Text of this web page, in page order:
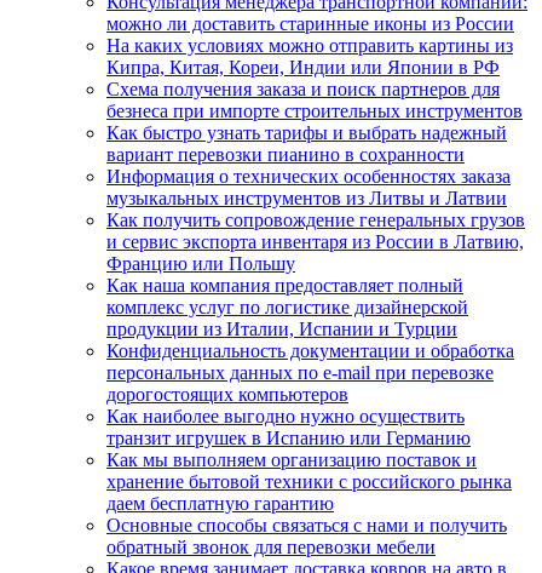
можно ли доставить старинные иконы из России
На каких условиях можно отправить картины из
Кипра, Китая, Кореи, Индии или Японии в РФ
Схема получения заказа и поиск партнеров для
безнеса при импорте строительных инструментов
Как быстро узнать тарифы и выбрать надежный
вариант перевозки пианино в сохранности
Информация о технических особенностях заказа
музыкальных инструментов из Литвы и Латвии
Как получить сопровождение генеральных грузов
и сервис экспорта инвентаря из России в Латвию,
Францию или Польшу
Как наша компания предоставляет полный
комплекс услуг по логистике дизайнерской
продукции из Италии, Испании и Турции
Конфиденциальность документации и обработка
персональных данных по e-mail при перевозке
дорогостоящих компьютеров
Как наиболее выгодно нужно осуществить
транзит игрушек в Испанию или Германию
Как мы выполняем организацию поставок и
хранение бытовой техники с российского рынка
даем бесплатную гарантию
Основные способы связаться с нами и получить
обратный звонок для перевозки мебели
Какое время занимает доставка ковров на авто в